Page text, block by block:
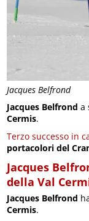
Jacques Belfrond
Jacques Belfrond a
Cermis.
Terzo successo in
portacolori del
Jacques
della Val
Jacques Belfrond
Cermis.